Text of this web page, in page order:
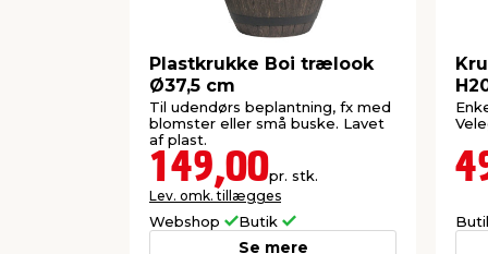
Plastkrukke Boi trælook
Ø37,5 cm
Til udendørs beplantning, fx med
blomster eller små buske. Lavet
af plast.
149,00pr. stk.
Lev. omk. tillægges
Webshop Butik
Se mere